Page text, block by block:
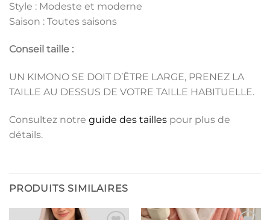
Style : Modeste et moderne
Saison : Toutes saisons
Conseil taille :
UN KIMONO SE DOIT D’ÊTRE LARGE, PRENEZ LA
TAILLE AU DESSUS DE VOTRE TAILLE HABITUELLE.
Consultez notre guide des tailles pour plus de
détails.
PRODUITS SIMILAIRES